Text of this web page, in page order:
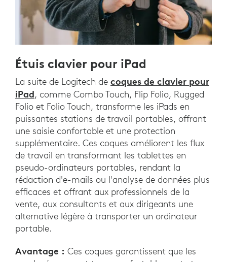
Étuis clavier pour iPad
La suite de Logitech de coques de clavier pour
iPad, comme Combo Touch, Flip Folio, Rugged
Folio et Folio Touch, transforme les iPads en
puissantes stations de travail portables, offrant
une saisie confortable et une protection
supplémentaire. Ces coques améliorent les flux
de travail en transformant les tablettes en
pseudo-ordinateurs portables, rendant la
rédaction d'e-mails ou l'analyse de données plus
efficaces et offrant aux professionnels de la
vente, aux consultants et aux dirigeants une
alternative légère à transporter un ordinateur
portable.
Avantage : Ces coques garantissent que les